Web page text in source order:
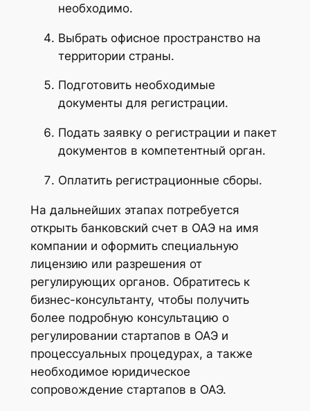
необходимо.
Выбрать офисное пространство на
территории страны.
Подготовить необходимые
документы для регистрации.
Подать заявку о регистрации и пакет
документов в компетентный орган.
Оплатить регистрационные сборы.
На дальнейших этапах потребуется
открыть банковский счет в ОАЭ на имя
компании и оформить специальную
лицензию или разрешения от
регулирующих органов. Обратитесь к
бизнес-консультанту, чтобы получить
более подробную консультацию о
регулировании стартапов в ОАЭ и
процессуальных процедурах, а также
необходимое юридическое
сопровождение стартапов в ОАЭ.